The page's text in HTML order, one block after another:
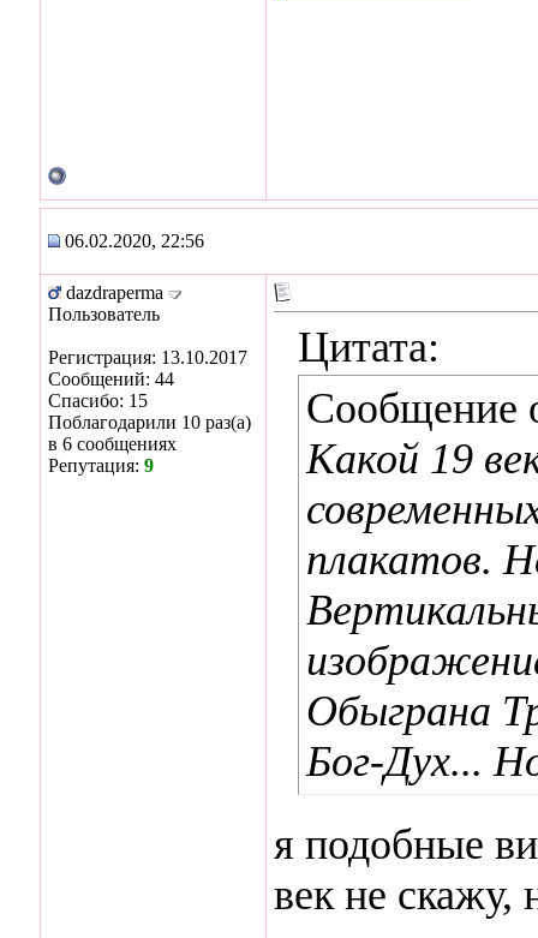
06.02.2020, 22:56
dazdraperma
Пользователь
Регистрация: 13.10.2017
Сообщений: 44
Спасибо: 15
Поблагодарили 10 раз(а)
в 6 сообщениях
Репутация: 9
Цитата:
Сообщение
Какой 19
плакатов.
Обыграна
Бог-Дух...
я подобные
век не